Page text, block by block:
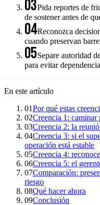
03Pida reportes de
de sostener antes de
04Reconozca
cuando preservan
05Separe autoridad
para evitar
En este artículo
01Por qué estas
02Creencia 1: caminar
03Creencia 2: la
04Creencia 3: si el
operación está estable
05Creencia 4:
06Creencia 5: el
07Comparación:
riesgo
08Qué hacer ahora
09Conclusión